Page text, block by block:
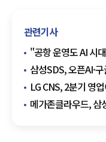
관련기사
"공항 운영도 AI 시
만든다
삼성SDS, 오픈AI·
키운다
LG CNS, 2분기 영
메가존클라우드, 삼